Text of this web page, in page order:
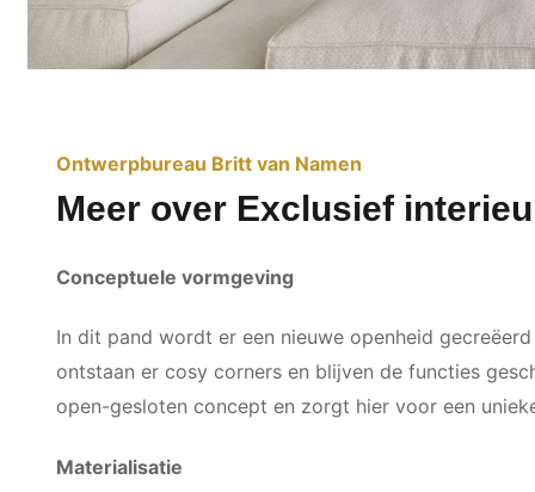
Ontwerpbureau Britt van Namen
Meer over Exclusief
Conceptuele vormgeving
In dit pand wordt er een nieuwe openheid
ontstaan er cosy corners en blijven de functies
open-gesloten concept en zorgt hier voor een
Materialisatie